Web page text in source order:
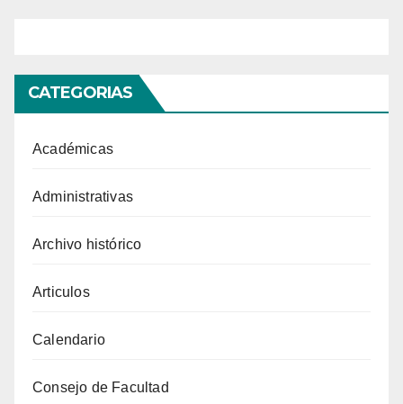
CATEGORIAS
Académicas
Administrativas
Archivo histórico
Articulos
Calendario
Consejo de Facultad